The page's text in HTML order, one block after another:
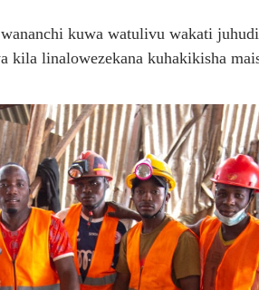
kuwa watulivu wakati
kila linalowezekana kuhakikisha